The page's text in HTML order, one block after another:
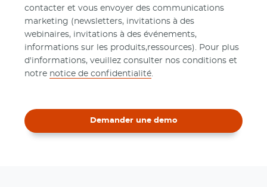
contacter et vous envoyer des communications
marketing (newsletters, invitations à des
webinaires, invitations à des événements,
informations sur les produits,ressources). Pour plus
d'informations, veuillez consulter nos conditions et
notre notice de confidentialité
Demander une demo